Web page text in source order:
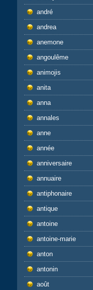
andré
andrea
anemone
angoulême
animojis
anita
anna
annales
anne
année
anniversaire
annuaire
antiphonaire
antique
antoine
antoine-marie
anton
antonin
août